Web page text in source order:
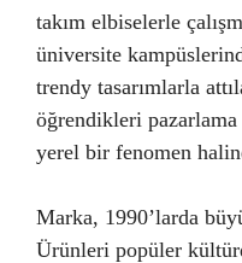
takım elbiselerle
üniversite
trendy tasarımlarla
öğrendikleri
yerel bir fenomen
Marka, 1990’larda
Ürünleri popüler